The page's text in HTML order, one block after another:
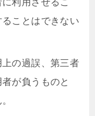
利用させるこ
ことはできない
の過誤、第三者
が負うものと